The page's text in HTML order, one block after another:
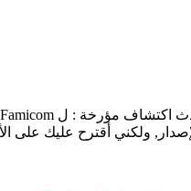
ولكني أقترح عليك